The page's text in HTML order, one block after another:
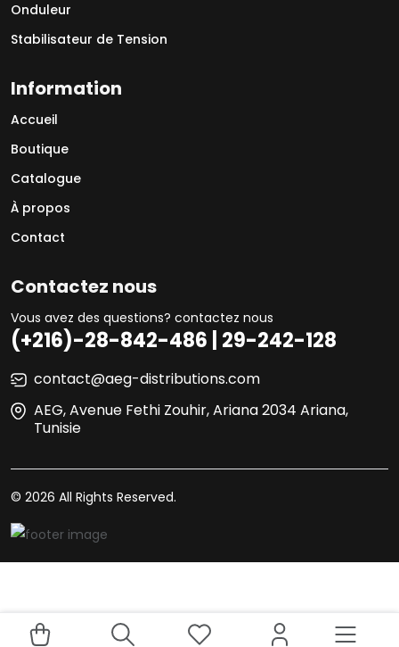
Acheter
Onduleur
Stabilisateur de Tension
Information
Accueil
Boutique
Catalogue
À propos
Contact
Contactez nous
Vous avez des questions? contactez nous
(+216)-28-842-486 | 29-242-128
contact@aeg-distributions.com
AEG, Avenue Fethi Zouhir, Ariana 2034 Ariana,
Tunisie
© 2026 All Rights Reserved.
Your experience on this site will be improved by allowing